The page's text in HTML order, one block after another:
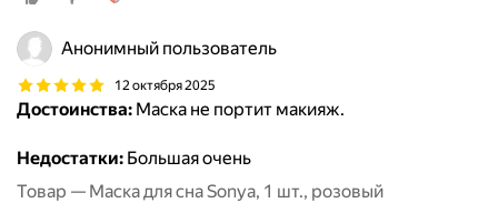
Анонимный пользователь
12 октября 2025
Достоинства: Маска не портит макияж.
Недостатки: Большая очень
Товар — Маска для сна Sonya, 1 шт., розовый